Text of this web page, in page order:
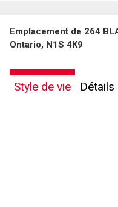
Emplacement de 264
Ontario, N1S 4K9
Style de vie